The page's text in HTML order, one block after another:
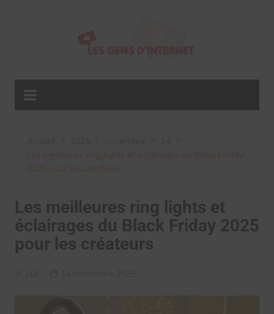
Les meilleures ring lights et
éclairages du Black Friday 2025
pour les créateurs